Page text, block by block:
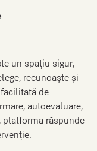
un spațiu sigur,
recunoaște și
de
autoevaluare,
răspunde